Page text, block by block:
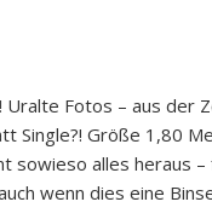
Uralte Fotos – aus der
Single?! Größe 1,80
sowieso alles heraus
wenn dies eine